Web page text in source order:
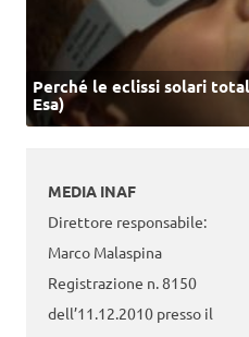
Perché le eclissi solari
Esa)
MEDIA INAF
Direttore responsabile:
Marco Malaspina
Registrazione n. 8150
dell’11.12.2010 presso il